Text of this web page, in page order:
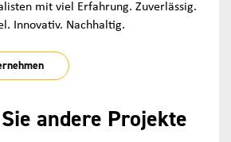
mit viel Erfahrung. Zuverlässig.
Innovativ. Nachhaltig.
andere Projekte